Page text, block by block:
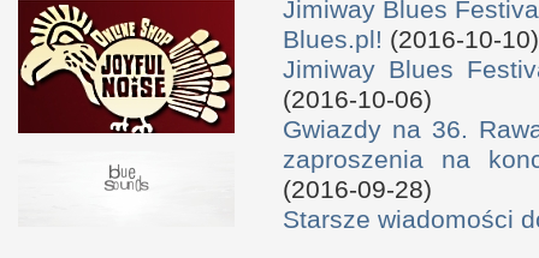
Jimiway Blues
Blues.pl! (2016-10-10)
Jimiway Blues
(2016-10-06)
Gwiazdy na 36.
zaproszenia na
(2016-09-28)
Starsze wiadomości